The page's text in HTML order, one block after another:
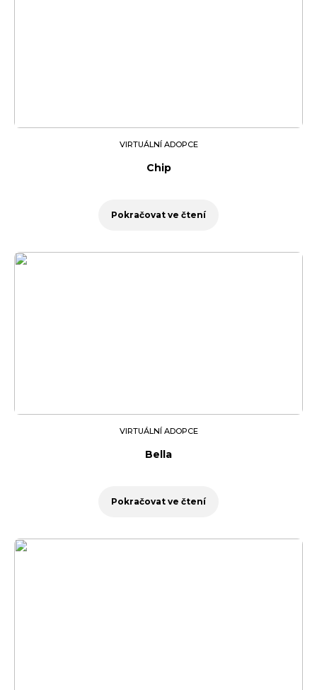
VIRTUÁLNÍ ADOPCE
Chip
Pokračovat ve čtení
VIRTUÁLNÍ ADOPCE
Bella
Pokračovat ve čtení